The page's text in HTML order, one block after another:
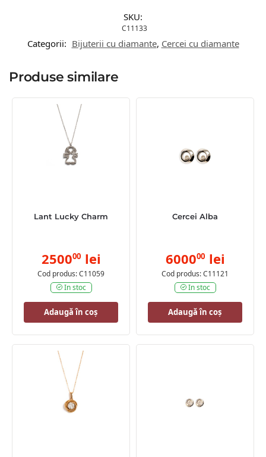
SKU:
C11133
Categorii: Bijuterii cu diamante, Cercei cu diamante
Produse similare
Lant Lucky Charm
250000 lei
Cod produs: C11059
In stoc
Adaugă în coș
Cercei Alba
600000 lei
Cod produs: C11121
In stoc
Adaugă în coș